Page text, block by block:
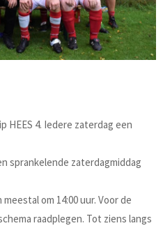
HEES 4. Iedere zaterdag een
sprankelende zaterdagmiddag
om 14:00 uur. Voor de
raadplegen. Tot ziens langs